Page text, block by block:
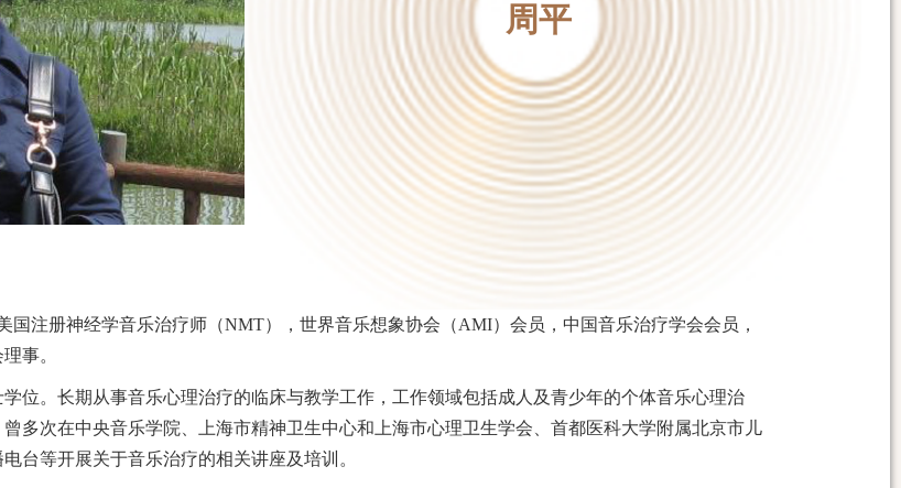
周平
国注册神经学音乐治疗师（NMT），世界音乐想象协会（AMI）会员，中国音乐治疗学会会员，
事。
位。长期从事音乐心理治疗的临床与教学工作，工作领域包括成人及青少年的个体音乐心理治
曾多次在中央音乐学院、上海市精神卫生中心和上海市心理卫生学会、首都医科大学附属北京市儿
台等开展关于音乐治疗的相关讲座及培训。